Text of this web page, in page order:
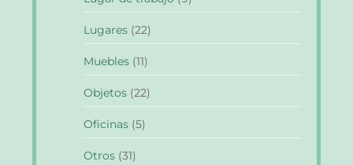
Lugares (22)
Muebles (11)
Objetos (22)
Oficinas (5)
Otros (31)